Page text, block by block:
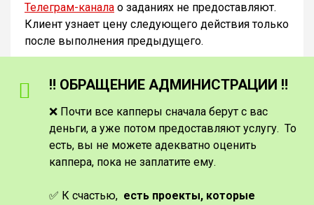
Телеграм-канала о заданиях не предоставляют.
Клиент узнает цену следующего действия только
после выполнения предыдущего.
‼️ ОБРАЩЕНИЕ АДМИНИСТРАЦИИ ‼️
❌ Почти все капперы сначала берут с вас
деньги, а уже потом предоставляют услугу. То
есть, вы не можете адекватно оценить
каппера, пока не заплатите ему.
✅ К счастью, есть проекты, которые